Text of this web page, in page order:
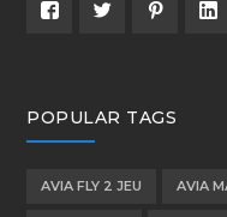
POPULAR TAGS
AVIA FLY 2 JEU AVIA